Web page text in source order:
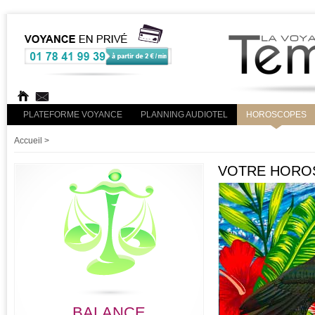
PLATEFORME VOYANCE PLANNING AUDIOTEL HOROSCOPES
Accueil >
VOTRE